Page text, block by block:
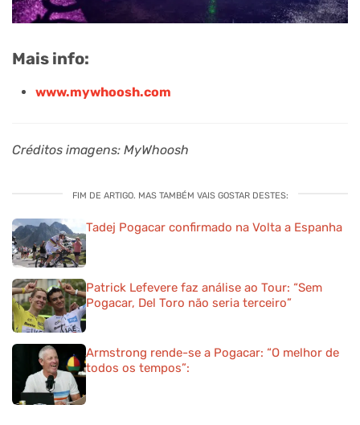
Mais info:
www.mywhoosh.com
Créditos imagens: MyWhoosh
FIM DE ARTIGO. MAS TAMBÉM VAIS GOSTAR DESTES:
Tadej Pogacar confirmado na Volta a Espanha
Patrick Lefevere faz análise ao Tour: “Sem
Pogacar, Del Toro não seria terceiro”
Armstrong rende-se a Pogacar: “O melhor de
todos os tempos”: